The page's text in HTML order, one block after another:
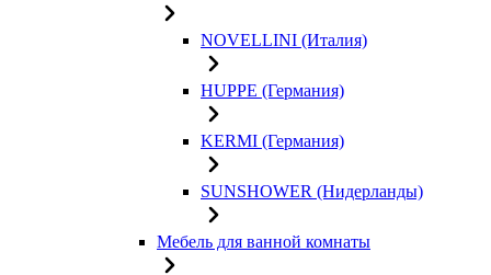
NOVELLINI (Италия)
HUPPE (Германия)
KERMI (Германия)
SUNSHOWER (Нидерланды)
Мебель для ванной комнаты